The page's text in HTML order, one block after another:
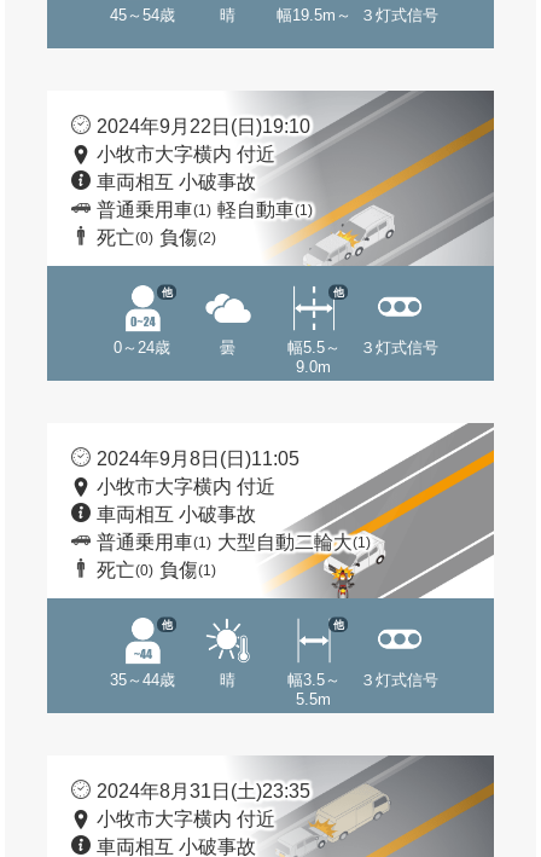
45～54歳 晴 幅19.5m～ ３灯式信号
2024年9月22日(日)19:10
小牧市大字横内 付近
車両相互 小破事故
普通乗用車(1) 軽自動車(1)
死亡(0) 負傷(2)
0～24歳
他
曇
幅5.5～
9.0m
他
３灯式信号
2024年9月8日(日)11:05
小牧市大字横内 付近
車両相互 小破事故
普通乗用車(1) 大型自動二輪大(1)
死亡(0) 負傷(1)
35～44歳
他
晴
幅3.5～
5.5m
他
３灯式信号
2024年8月31日(土)23:35
小牧市大字横内 付近
車両相互 小破事故